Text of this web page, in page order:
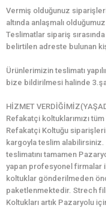
Vermiş olduğunuz
altında anlaşmalı
Teslimatlar sipariş
belirtilen adreste bulunan
Ürünlerimizin teslimatı
bize bildirilmesi halinde
HİZMET
Refakatçi koltuklarımızı
Refakatçi Koltuğu
kargoyla teslim
teslimatını tamamen
yapan profesyonel firmalar
koltuklar gönderilmeden
paketlenmektedir. Strech
Koltukları artık Pazaryolu